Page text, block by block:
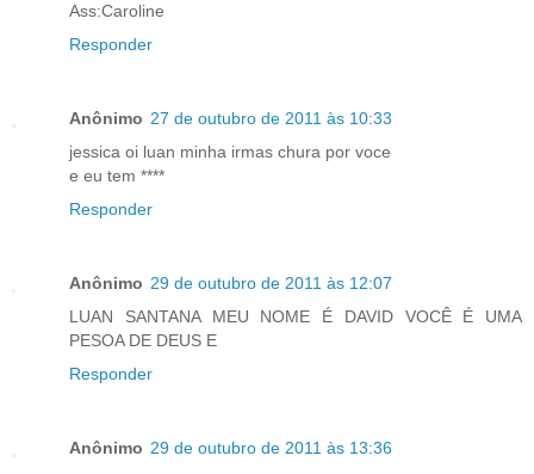
Ass:Caroline
Responder
Anônimo 27 de outubro de 2011 às 10:33
jessica oi luan minha irmas chura por voce
e eu tem ****
Responder
Anônimo 29 de outubro de 2011 às 12:07
LUAN SANTANA MEU NOME É DAVID VOCÊ É UMA
PESOA DE DEUS E
Responder
Anônimo 29 de outubro de 2011 às 13:36